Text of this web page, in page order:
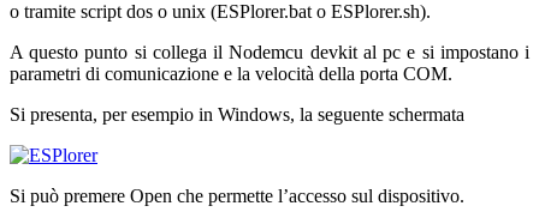
o tramite script dos o unix (ESPlorer.bat o ESPlorer.sh).
A questo punto si collega il Nodemcu devkit al pc e si impostano i
parametri di comunicazione e la velocità della porta COM.
Si presenta, per esempio in Windows, la seguente schermata
Si può premere Open che permette l’accesso sul dispositivo.